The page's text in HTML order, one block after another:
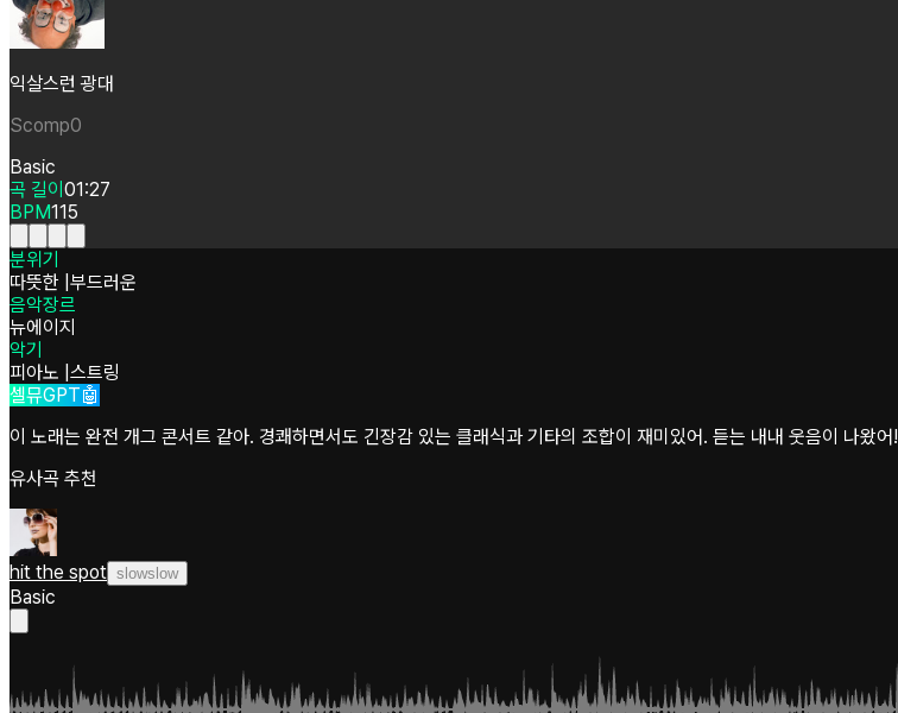
익살스런 광대
Scomp0
Basic
곡 길이 01:27
BPM115
분위기
따뜻한 부드러운
음악장르
뉴에이지
악기
피아노 스트링
셀뮤GPT🤖
이 노래는 완전 개그 콘서트 같아. 경쾌하면서도 긴장감 있는 클래식과 기타의 조합이 재미있어. 듣는 내내 웃음이 나왔어!
유사곡 추천
hit the spot slowslow
Basic